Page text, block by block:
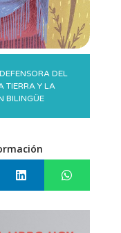
DEL
TIERRA Y LA
BILINGÜE